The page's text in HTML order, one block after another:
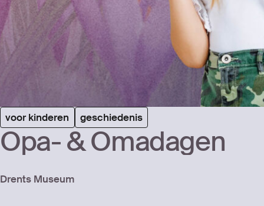
voor kinderen geschiedenis
Opa-&Oma­da­gen
Drents Museum